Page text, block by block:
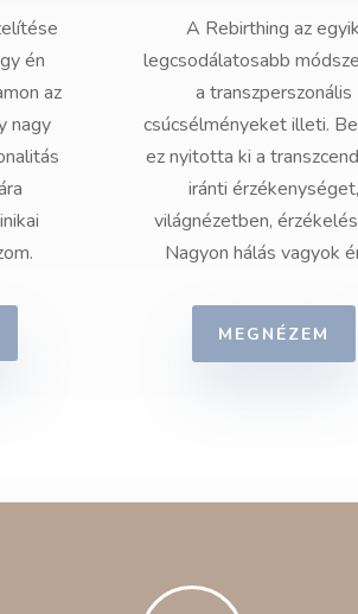
én
az
nagy
A Rebirthing az egyik
legcsodálatosabb
a transzperszonális
csúcsélményeket illeti.
ez nyitotta ki a
iránti érzékenységet,
világnézetben,
Nagyon hálás vagyok
MEGNÉZEM